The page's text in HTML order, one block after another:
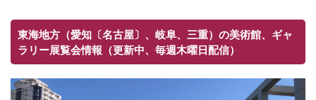
東海地方（愛知〔名古屋〕、岐阜、三重）の美術館、ギャ
ラリー展覧会情報（更新中、毎週木曜日配信）